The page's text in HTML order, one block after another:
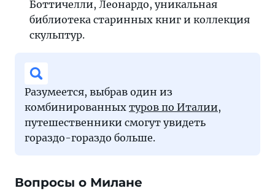
Боттичелли, Леонардо, уникальная
библиотека старинных книг и коллекция
скульптур.
Разумеется, выбрав один из
комбинированных туров по Италии,
путешественники смогут увидеть
гораздо-гораздо больше.
Вопросы о Милане